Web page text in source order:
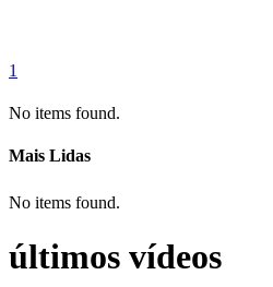
1
No items found.
Mais Lidas
No items found.
últimos vídeos